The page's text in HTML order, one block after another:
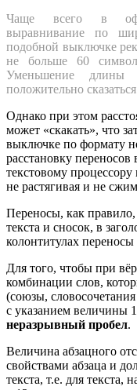
Чаще всего в
выравнивание по
подобной выключке
не больше 60
Уменьшение
положительно
Однако при этом
может «скакать», что
выключке по формату
расстановку переносов
текстовому процессору
не растягивая и не
Переносы, как
текста и сносок, в
колонтитулах
Для того, чтобы при
комбинации слов,
(союзы,
с указанием величины
неразрывный пробел.
Величина абзацного
свойствами абзаца и
текста, т.е. для текста,